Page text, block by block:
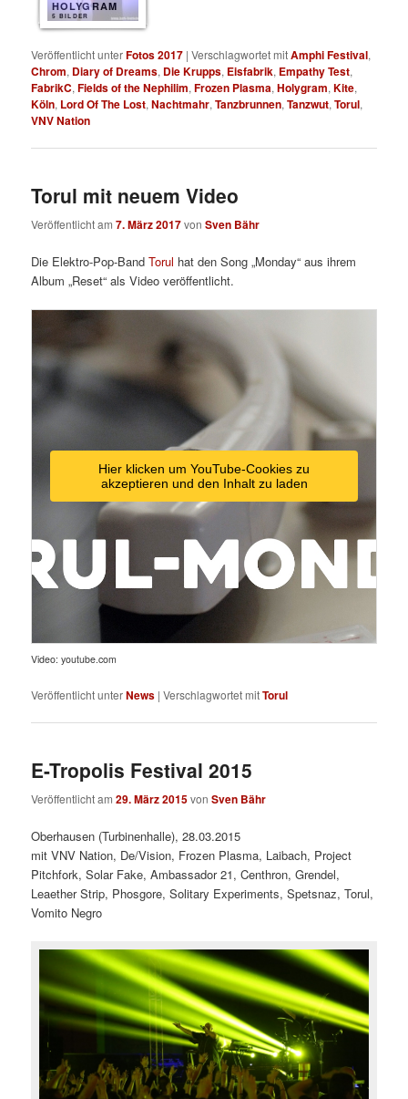
HOLYGRAM
5 BILDER
Veröffentlicht unterFotos 2017 |Verschlagwortet mitAmphi Festival,
Chrom, Diary of Dreams, Die Krupps, Eisfabrik, Empathy Test,
FabrikC,Fields of the Nephilim,Frozen Plasma,Holygram,Kite,
Köln, Lord Of The Lost,Nachtmahr,Tanzbrunnen,Tanzwut,Torul,
VNV Nation
Torul mit neuem Video
Veröffentlicht am7. März 2017vonSven Bähr
Die Elektro-Pop-BandTorul hat den Song „Monday“ aus ihrem
Album „Reset“ als Video veröffentlicht.
Hier klicken um YouTube-Cookies zu
akzeptieren und den Inhalt zu laden
Video: youtube.com
Veröffentlicht unterNews |Verschlagwortet mitTorul
E-Tropolis Festival 2015
Veröffentlicht am29. März 2015vonSven Bähr
Oberhausen (Turbinenhalle), 28.03.2015
mit VNV Nation, De/Vision, Frozen Plasma, Laibach, Project
Pitchfork, Solar Fake, Ambassador 21, Centhron, Grendel,
Leaether Strip, Phosgore, Solitary Experiments, Spetsnaz, Torul,
Vomito Negro